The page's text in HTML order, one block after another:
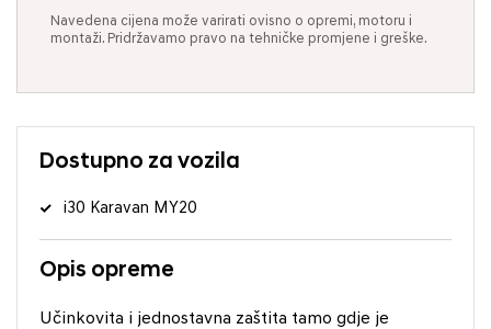
Navedena cijena može varirati ovisno o opremi, motoru i
montaži. Pridržavamo pravo na tehničke promjene i greške.
Dostupno za vozila
i30 Karavan MY20
Opis opreme
Učinkovita i jednostavna zaštita tamo gdje je